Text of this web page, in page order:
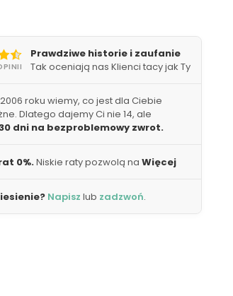
Prawdziwe historie i zaufanie
Tak oceniają nas Klienci tacy jak Ty
roku wiemy, co jest dla Ciebie
Dlatego dajemy Ci nie 14, ale
dni na bezproblemowy zwrot.
0%.Niskie raty pozwolą na Więcej
Napisz lub zadzwoń.